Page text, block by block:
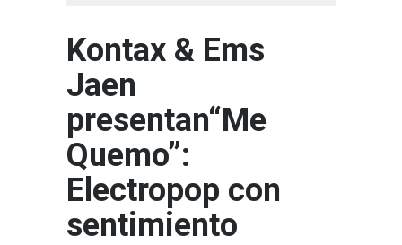
Kontax & Ems
Jaen
presentan“Me
Quemo”:
Electropop con
sentimiento